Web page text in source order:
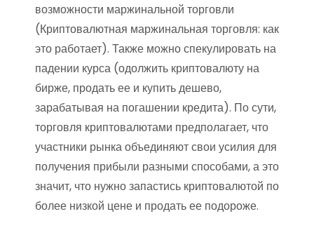
возможности маржинальной торговли
(Криптовалютная маржинальная торговля: как
это работает). Также можно спекулировать на
падении курса (одолжить криптовалюту на
бирже, продать ее и купить дешево,
зарабатывая на погашении кредита). По сути,
торговля криптовалютами предполагает, что
участники рынка объединяют свои усилия для
получения прибыли разными способами, а это
значит, что нужно запастись криптовалютой по
более низкой цене и продать ее подороже.